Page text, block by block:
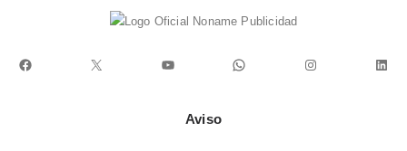
Facebook X YouTube WhatsApp Instagram
Aviso